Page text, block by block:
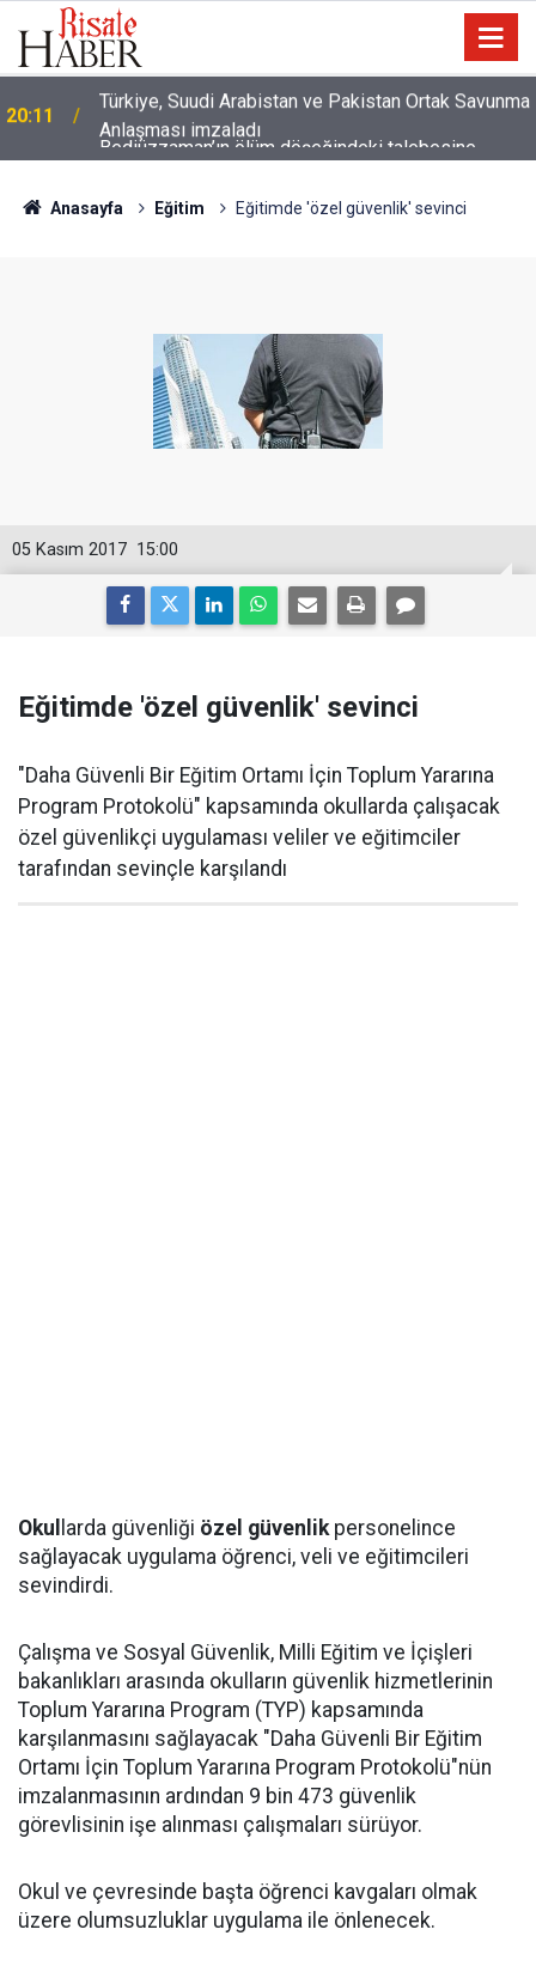
16:14
Bediüzzaman’ın ölüm döşeğindeki talebesine
gösterdiği vefa ve verdiği müjde
Anasayfa Eğitim Eğitimde 'özel güvenlik' sevinci
15:00
05 Kasım 2017
Eğitimde 'özel güvenlik' sevinci
"Daha Güvenli Bir Eğitim Ortamı İçin Toplum Yararına
Program Protokolü" kapsamında okullarda çalışacak
özel güvenlikçi uygulaması veliler ve eğitimciler
tarafından sevinçle karşılandı
Okul larda güvenliği özel güvenlik personelince
sağlayacak uygulama öğrenci, veli ve eğitimcileri
sevindirdi.
Çalışma ve Sosyal Güvenlik, Milli Eğitim ve İçişleri
bakanlıkları arasında okulların güvenlik hizmetlerinin
Toplum Yararına Program (TYP) kapsamında
karşılanmasını sağlayacak "Daha Güvenli Bir Eğitim
Ortamı İçin Toplum Yararına Program Protokolü"nün
imzalanmasının ardından 9 bin 473 güvenlik
görevlisinin işe alınması çalışmaları sürüyor.
Okul ve çevresinde başta öğrenci kavgaları olmak
üzere olumsuzluklar uygulama ile önlenecek.